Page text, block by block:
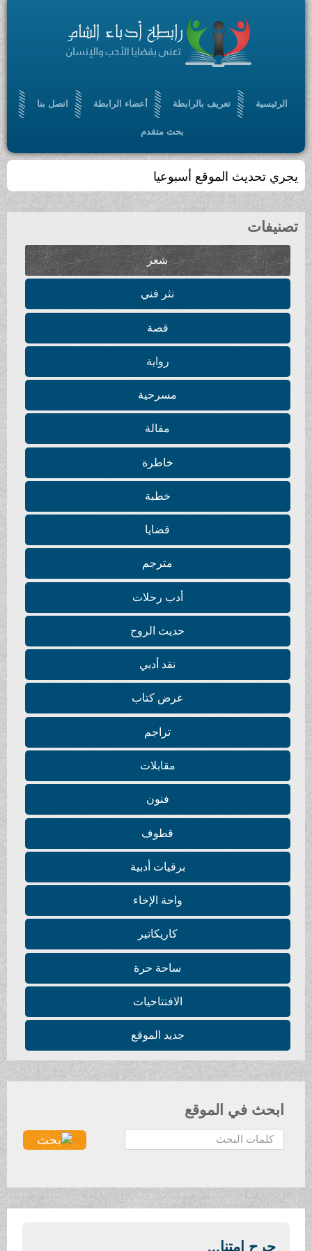
الرئيسية تعريف بالرابطة أعضاء الرابطة اتصل بنا
بحث متقدم
يجري تحديث الموقع أسبوعيا
تصنيفات
شعر
نثر فني
قصة
رواية
مسرحية
مقالة
خاطرة
خطبة
قضايا
مترجم
أدب رحلات
حديث الروح
نقد أدبي
عرض كتاب
تراجم
مقابلات
فنون
قطوف
برقيات أدبية
واحة الإخاء
كاريكاتير
ساحة حرة
الافتتاحيات
جديد الموقع
ابحث في الموقع
ح
ث
جرح امتنا...